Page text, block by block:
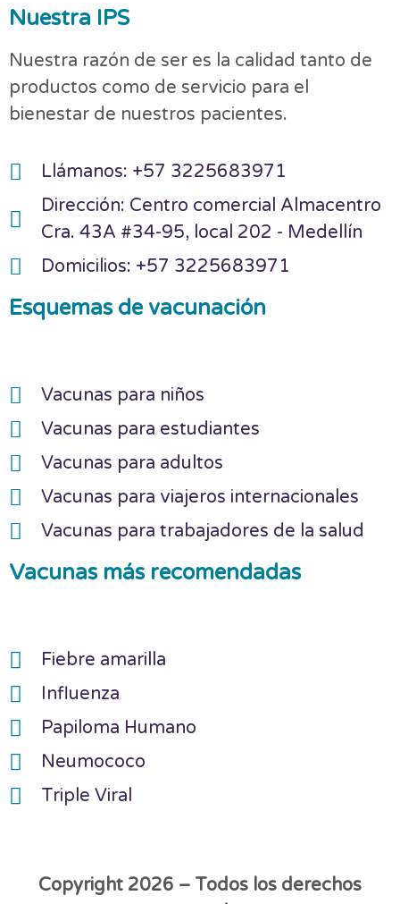
Nuestra IPS
Nuestra razón de ser es la calidad tanto de
productos como de servicio para el
bienestar de nuestros pacientes.
Llámanos: +57 3225683971
Dirección: Centro comercial Almacentro
Cra. 43A #34-95, local 202 - Medellín
Domicilios: +57 3225683971
Esquemas de vacunación
Vacunas para niños
Vacunas para estudiantes
Vacunas para adultos
Vacunas para viajeros internacionales
Vacunas para trabajadores de la salud
Vacunas más recomendadas
Fiebre amarilla
Influenza
Papiloma Humano
Neumococo
Triple Viral
Copyright 2026 – Todos los derechos